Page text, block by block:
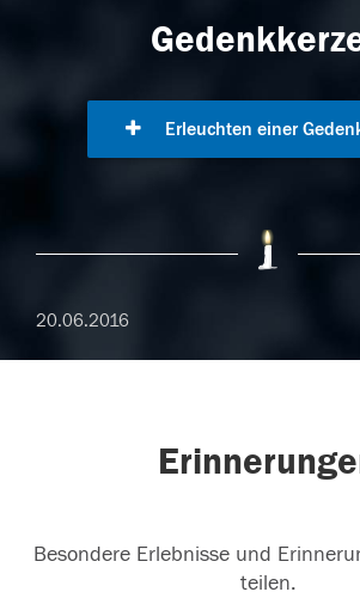
Erleuchten einer
20.06.2016
Besondere Erlebnisse und
teilen.